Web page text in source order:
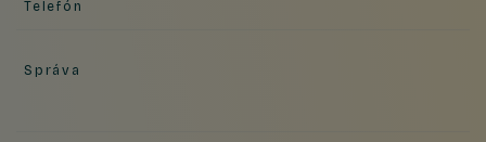
Telefón
Správa